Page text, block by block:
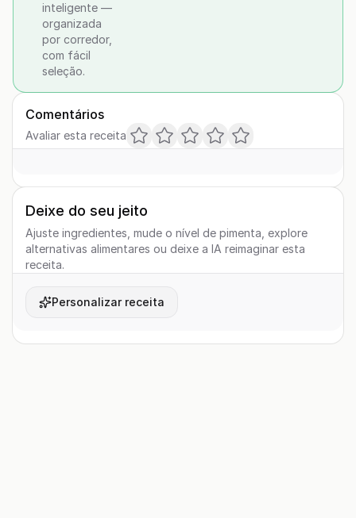
inteligente —
organizada
por corredor,
com fácil
seleção.
Comentários
Avaliar esta receita
Deixe do seu jeito
Ajuste ingredientes, mude o nível de pimenta, explore
alternativas alimentares ou deixe a IA reimaginar esta
receita.
Personalizar receita